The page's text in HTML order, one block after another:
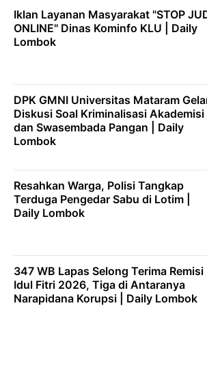
Iklan Layanan Masyarakat "STOP
ONLINE" Dinas Kominfo KLU | Daily
Lombok
DPK GMNI Universitas Mataram
Diskusi Soal Kriminalisasi Akademisi
dan Swasembada Pangan | Daily
Lombok
Resahkan Warga, Polisi Tangkap
Terduga Pengedar Sabu di Lotim |
Daily Lombok
347 WB Lapas Selong Terima Remisi
Idul Fitri 2026, Tiga di Antaranya
Narapidana Korupsi | Daily Lombok